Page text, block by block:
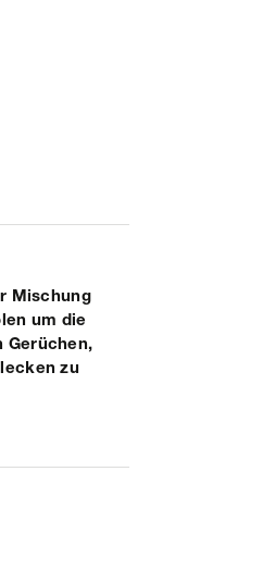
Mischung
um die
Gerüchen,
zu